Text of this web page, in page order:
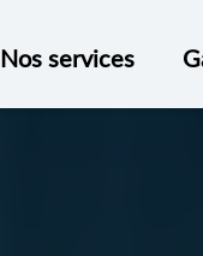
Nos services